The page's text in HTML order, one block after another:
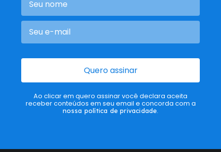
Quero assinar
Ao clicar em quero assinar você declara aceita
receber conteúdos em seu email e concorda com a
nossa política de privacidade.